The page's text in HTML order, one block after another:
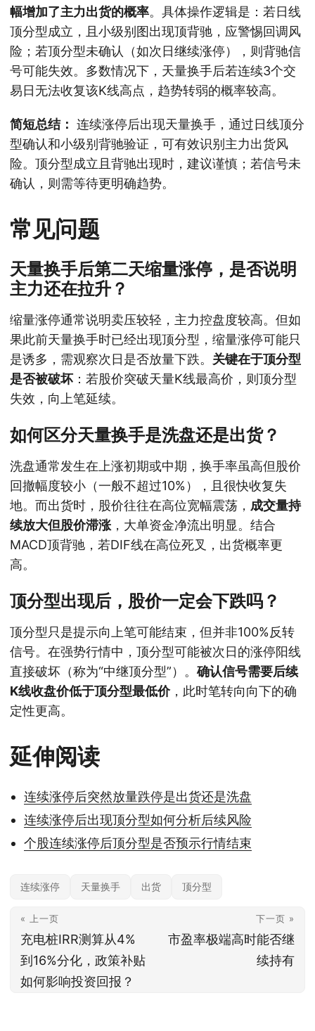
幅增加了主力出货的概率。具体操作逻辑是：若日线
顶分型成立，且小级别图出现顶背驰，应警惕回调风
险；若顶分型未确认（如次日继续涨停），则背驰信
号可能失效。多数情况下，天量换手后若连续3个交
易日无法收复该K线高点，趋势转弱的概率较高。
简短总结： 连续涨停后出现天量换手，通过日线顶分
型确认和小级别背驰验证，可有效识别主力出货风
险。顶分型成立且背驰出现时，建议谨慎；若信号未
确认，则需等待更明确趋势。
常见问题
天量换手后第二天缩量涨停，是否说明
主力还在拉升？
缩量涨停通常说明卖压较轻，主力控盘度较高。但如
果此前天量换手时已经出现顶分型，缩量涨停可能只
是诱多，需观察次日是否放量下跌。 关键在于顶分型
是否被破坏 ：若股价突破天量K线最高价，则顶分型
失效，向上笔延续。
如何区分天量换手是洗盘还是出货？
洗盘通常发生在上涨初期或中期，换手率虽高但股价
回撤幅度较小（一般不超过10%），且很快收复失
地。而出货时，股价往往在高位宽幅震荡， 成交量持
续放大但股价滞涨 ，大单资金净流出明显。结合
MACD顶背驰，若DIF线在高位死叉，出货概率更
高。
顶分型出现后，股价一定会下跌吗？
顶分型只是提示向上笔可能结束，但并非100%反转
信号。在强势行情中，顶分型可能被次日的涨停阳线
直接破坏（称为“中继顶分型”）。确认信号需要后续
K线收盘价低于顶分型最低价，此时笔转向向下的确
定性更高。
延伸阅读
连续涨停后突然放量跌停是出货还是洗盘
连续涨停后出现顶分型如何分析后续风险
个股连续涨停后顶分型是否预示行情结束
连续涨停 天量换手 出货 顶分型
« 上一页
充电桩IRR测算从4%
到16%分化，政策补贴
如何影响投资回报？
下一页 »
市盈率极端高时能否继
续持有